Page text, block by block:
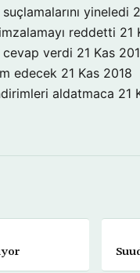
yineledi
reddetti 21
cevap verdi 21 Kas
edecek 21 Kas 2018
aldatmaca 21